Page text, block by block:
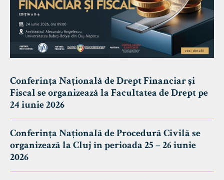
Conferința Națională de Drept Financiar și
Fiscal se organizează la Facultatea de Drept pe
24 iunie 2026
Conferința Națională de Procedură Civilă se
organizează la Cluj în perioada 25 – 26 iunie
2026